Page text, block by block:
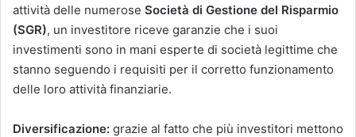
attività delle numerose Società di Gestione del Risparmio
(SGR), un investitore riceve garanzie che i suoi
investimenti sono in mani esperte di società legittime che
stanno seguendo i requisiti per il corretto funzionamento
delle loro attività finanziarie.
Diversificazione: grazie al fatto che più investitori mettono